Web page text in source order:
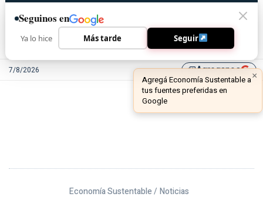
7/8/2026 library_addAgreganos
Economía Sustentable / Noticias
Seguinos en
Ya lo hice Más tarde Seguir